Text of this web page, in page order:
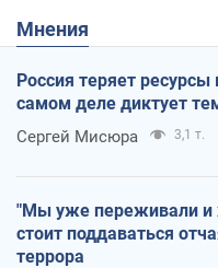
Мнения
Россия теряет ресурсы
самом деле диктует
Сергей Мисюра 3,1 т.
"Мы уже переживали и
стоит поддаваться
террора